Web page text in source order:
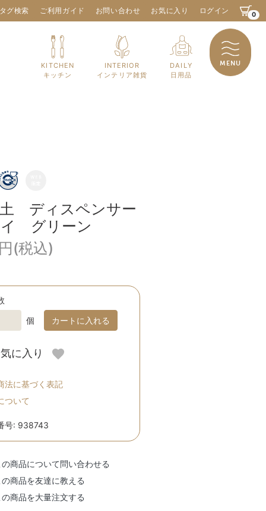
グ検索 ご利用ガイド お問い合わせ お気に入り ログイン 0
KITCHEN
キッチン
INTERIOR
インテリア雑貨
DAILY
日用品
MENU
ディスペンサー
グリーン
(税込)
個
カートに入れる
に入り
法に基づく表記
ついて
号: 938743
の商品について問い合わせる
の商品を友達に教える
の商品を大量注文する